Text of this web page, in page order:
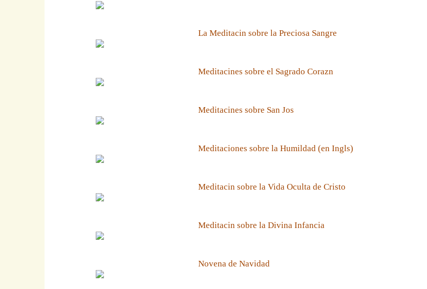
La Meditacin sobre la Preciosa Sangre
Meditacines sobre el Sagrado Corazn
Meditacines sobre San Jos
Meditaciones sobre la Humildad (en Ingls)
Meditacin sobre la Vida Oculta de Cristo
Meditacin sobre la Divina Infancia
Novena de Navidad